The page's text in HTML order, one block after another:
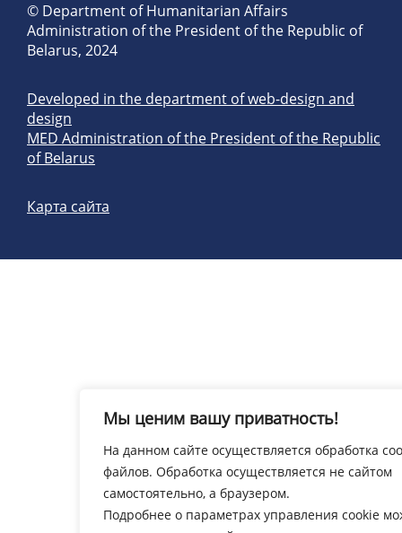
Мы ценим вашу приватность!
На данном сайте осуществляется обработка
файлов. Обработка осуществляется не сайтом
самостоятельно, а браузером.
Подробнее о параметрах управления cookie
© Department of Humanitarian Affairs
Administration of the President of the Republic of
Belarus, 2024
Developed in the department of web-design and
design
MED Administration of the President of the Republic
of Belarus
Карта сайта